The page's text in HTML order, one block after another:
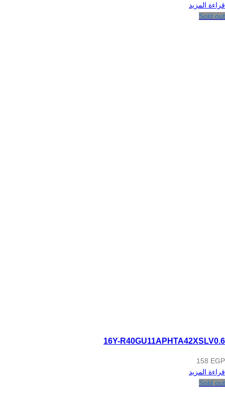
قراءة المزيد
Sold out
16Y-R40GU11APHTA42XSLV0.6
158 EGP
قراءة المزيد
Sold out